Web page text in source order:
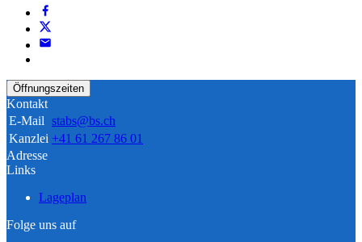
Öffnungszeiten
Kontakt
E-Mail stabs@bs.ch
Kanzlei +41 61 267 86 01
Adresse
Links
Lageplan
Folge uns auf